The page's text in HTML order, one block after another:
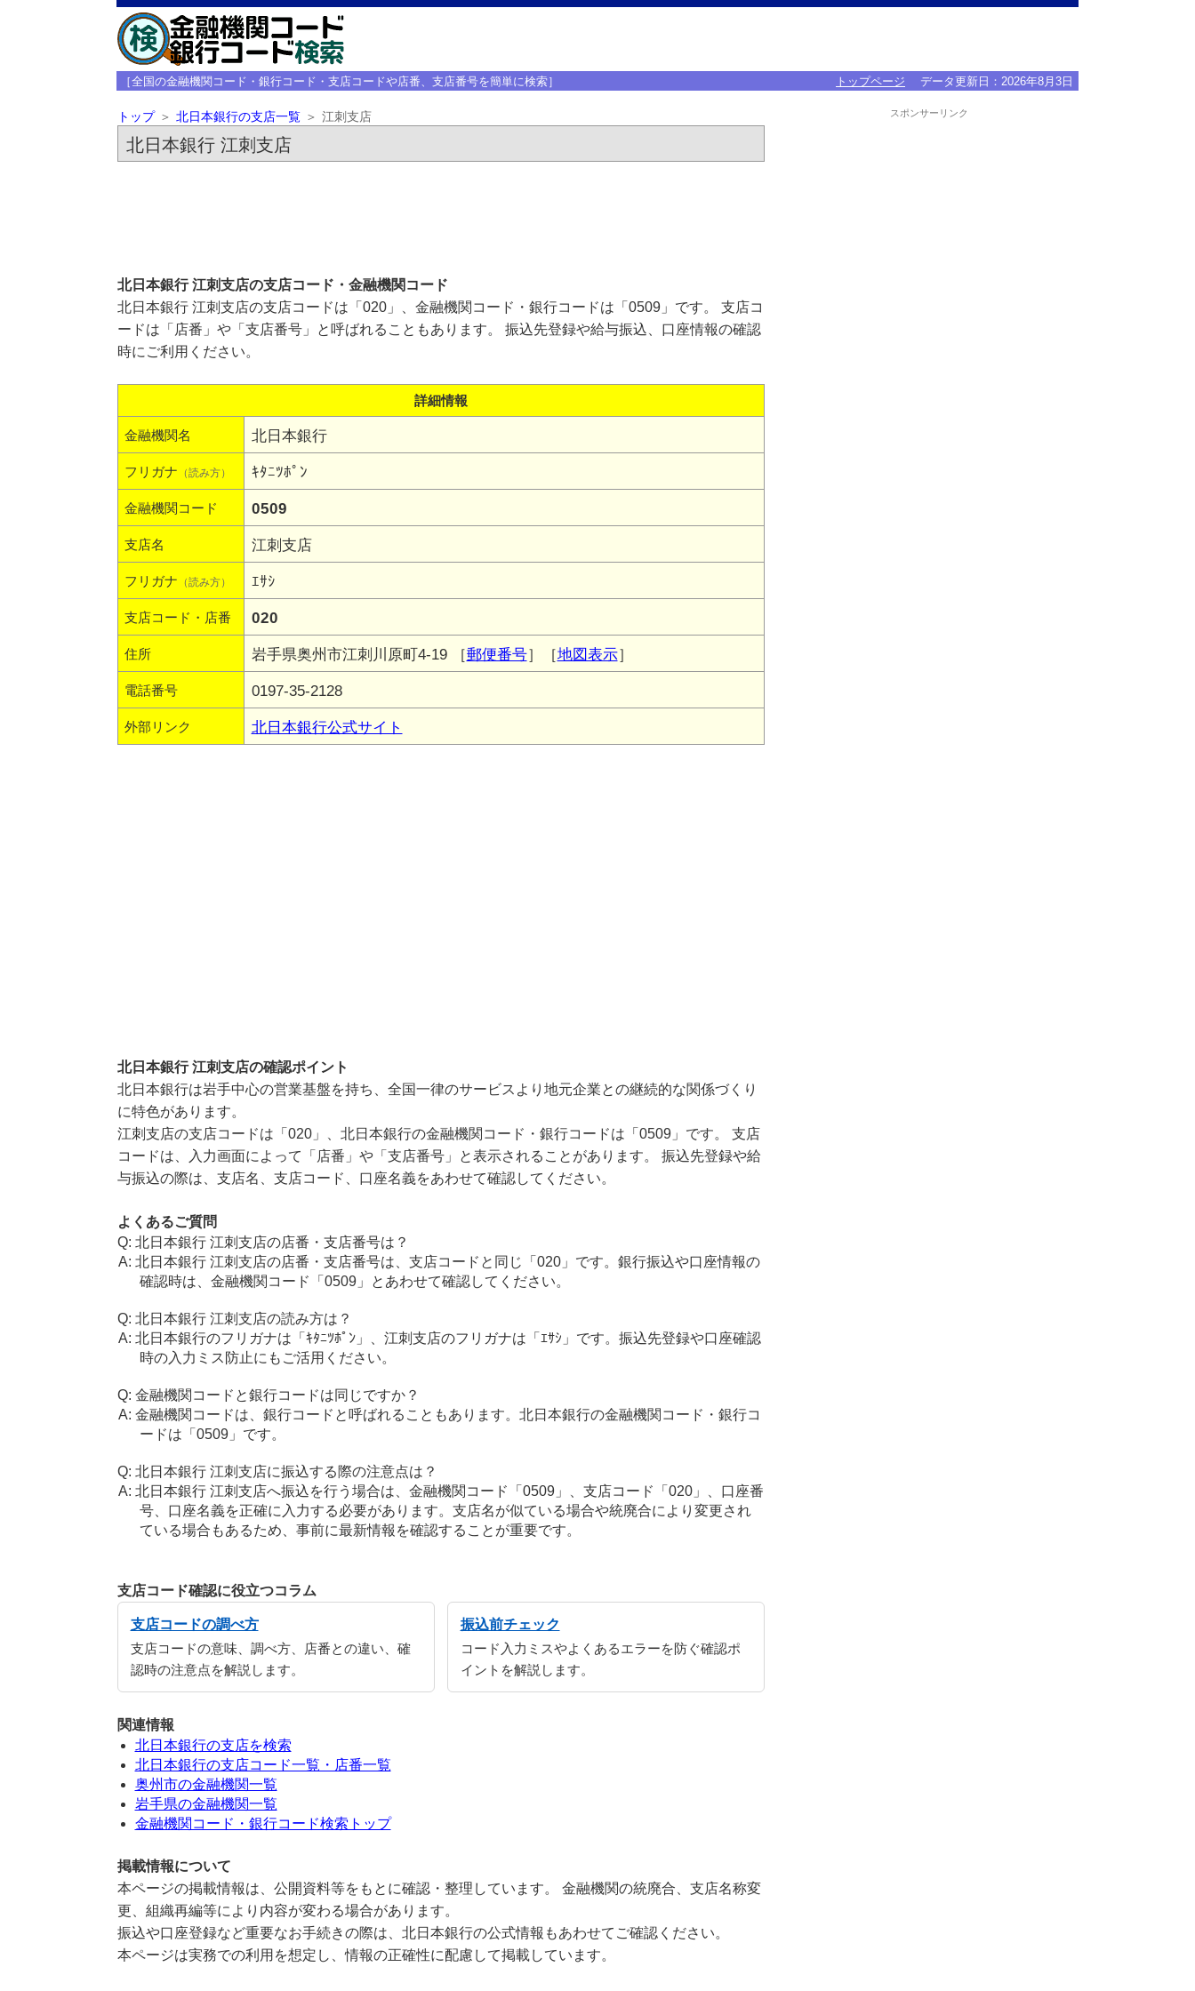
［全国の金融機関コード・銀行コード・支店コードや店番、支店番号を簡単に検索］ トップページ データ更新日： 2026年8月3日
トップ 北日本銀行の支店一覧 江刺支店
北日本銀行 江刺支店
北日本銀行 江刺支店の支店コード・金融機関コード
北日本銀行 江刺支店の支店コードは「020」、金融機関コード・銀行コードは「0509」です。 支店コ
ードは「店番」や「支店番号」と呼ばれることもあります。 振込先登録や給与振込、口座情報の確認
時にご利用ください。
詳細情報
金融機関名 北日本銀行
フリガナ （読み方） ｷﾀﾆﾂﾎﾟﾝ
金融機関コード 0509
支店名 江刺支店
フリガナ （読み方） ｴｻｼ
支店コード・店番 020
住所 岩手県奥州市江刺川原町4-19 ［郵便番号］［地図表示］
電話番号 0197-35-2128
外部リンク 北日本銀行公式サイト
北日本銀行 江刺支店の確認ポイント
北日本銀行は岩手中心の営業基盤を持ち、全国一律のサービスより地元企業との継続的な関係づくり
に特色があります。
江刺支店の支店コードは「020」、北日本銀行の金融機関コード・銀行コードは「0509」です。 支店
コードは、入力画面によって「店番」や「支店番号」と表示されることがあります。 振込先登録や給
与振込の際は、支店名、支店コード、口座名義をあわせて確認してください。
よくあるご質問
北日本銀行 江刺支店の店番・支店番号は？
北日本銀行 江刺支店の店番・支店番号は、支店コードと同じ「020」です。銀行振込や口座情報の
確認時は、金融機関コード「0509」とあわせて確認してください。
北日本銀行 江刺支店の読み方は？
北日本銀行のフリガナは「ｷﾀﾆﾂﾎﾟﾝ」、江刺支店のフリガナは「ｴｻｼ」です。振込先登録や口座確認
時の入力ミス防止にもご活用ください。
金融機関コードと銀行コードは同じですか？
金融機関コードは、銀行コードと呼ばれることもあります。北日本銀行の金融機関コード・銀行コ
ードは「0509」です。
北日本銀行 江刺支店に振込する際の注意点は？
北日本銀行 江刺支店へ振込を行う場合は、金融機関コード「0509」、支店コード「020」、口座番
号、口座名義を正確に入力する必要があります。支店名が似ている場合や統廃合により変更され
ている場合もあるため、事前に最新情報を確認することが重要です。
支店コード確認に役立つコラム
支店コードの調べ方
支店コードの意味、調べ方、店番との違い、確
認時の注意点を解説します。
振込前チェック
コード入力ミスやよくあるエラーを防ぐ確認ポ
イントを解説します。
関連情報
北日本銀行の支店を検索
北日本銀行の支店コード一覧・店番一覧
奥州市の金融機関一覧
岩手県の金融機関一覧
金融機関コード・銀行コード検索トップ
掲載情報について
本ページの掲載情報は、公開資料等をもとに確認・整理しています。 金融機関の統廃合、支店名称変
更、組織再編等により内容が変わる場合があります。
振込や口座登録など重要なお手続きの際は、北日本銀行の公式情報もあわせてご確認ください。
本ページは実務での利用を想定し、情報の正確性に配慮して掲載しています。
スポンサーリンク